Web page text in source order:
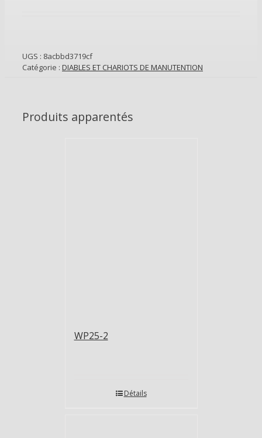
UGS : 8acbbd3719cf
Catégorie : DIABLES ET CHARIOTS DE MANUTENTION
Produits apparentés
WP25-2
Détails